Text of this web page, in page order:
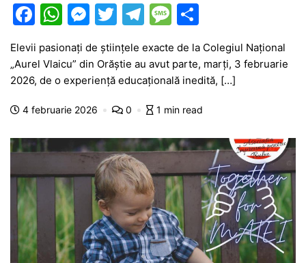
F
c
e
b
o
k
W
at
s
A
p
M
s
s
e
g
er
T
itt
er
T
e
gr
a
m
M
s
s
a
e
ta
je
a
ă
Elevii pasionați de științele exacte de la Colegiul Național
„Aurel Vlaicu” din Orăștie au avut parte, marți, 3 februarie
2026, de o experiență educațională inedită, […]
4 februarie 2026 0 1 min read